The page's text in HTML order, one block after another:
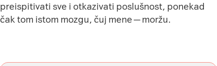
preispitivati sve i otkazivati poslušnost, ponekad
čak tom istom mozgu, čuj mene — moržu.